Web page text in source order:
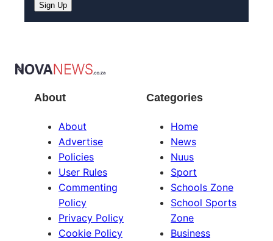
About
About
Advertise
Policies
User Rules
Commenting
Policy
Privacy Policy
Cookie Policy
Categories
Home
News
Nuus
Sport
Schools Zone
School Sports
Zone
Business